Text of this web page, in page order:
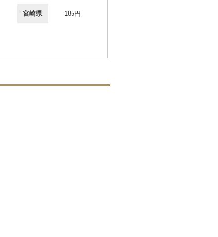
宮崎県 185円